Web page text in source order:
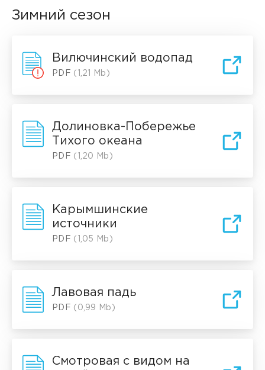
Зимний сезон
Вилючинский водопад
PDF (1,21 Mb)
Долиновка-Побережье
Тихого океана
PDF (1,20 Mb)
Карымшинские
источники
PDF (1,05 Mb)
Лавовая падь
PDF (0,99 Mb)
Смотровая с видом на